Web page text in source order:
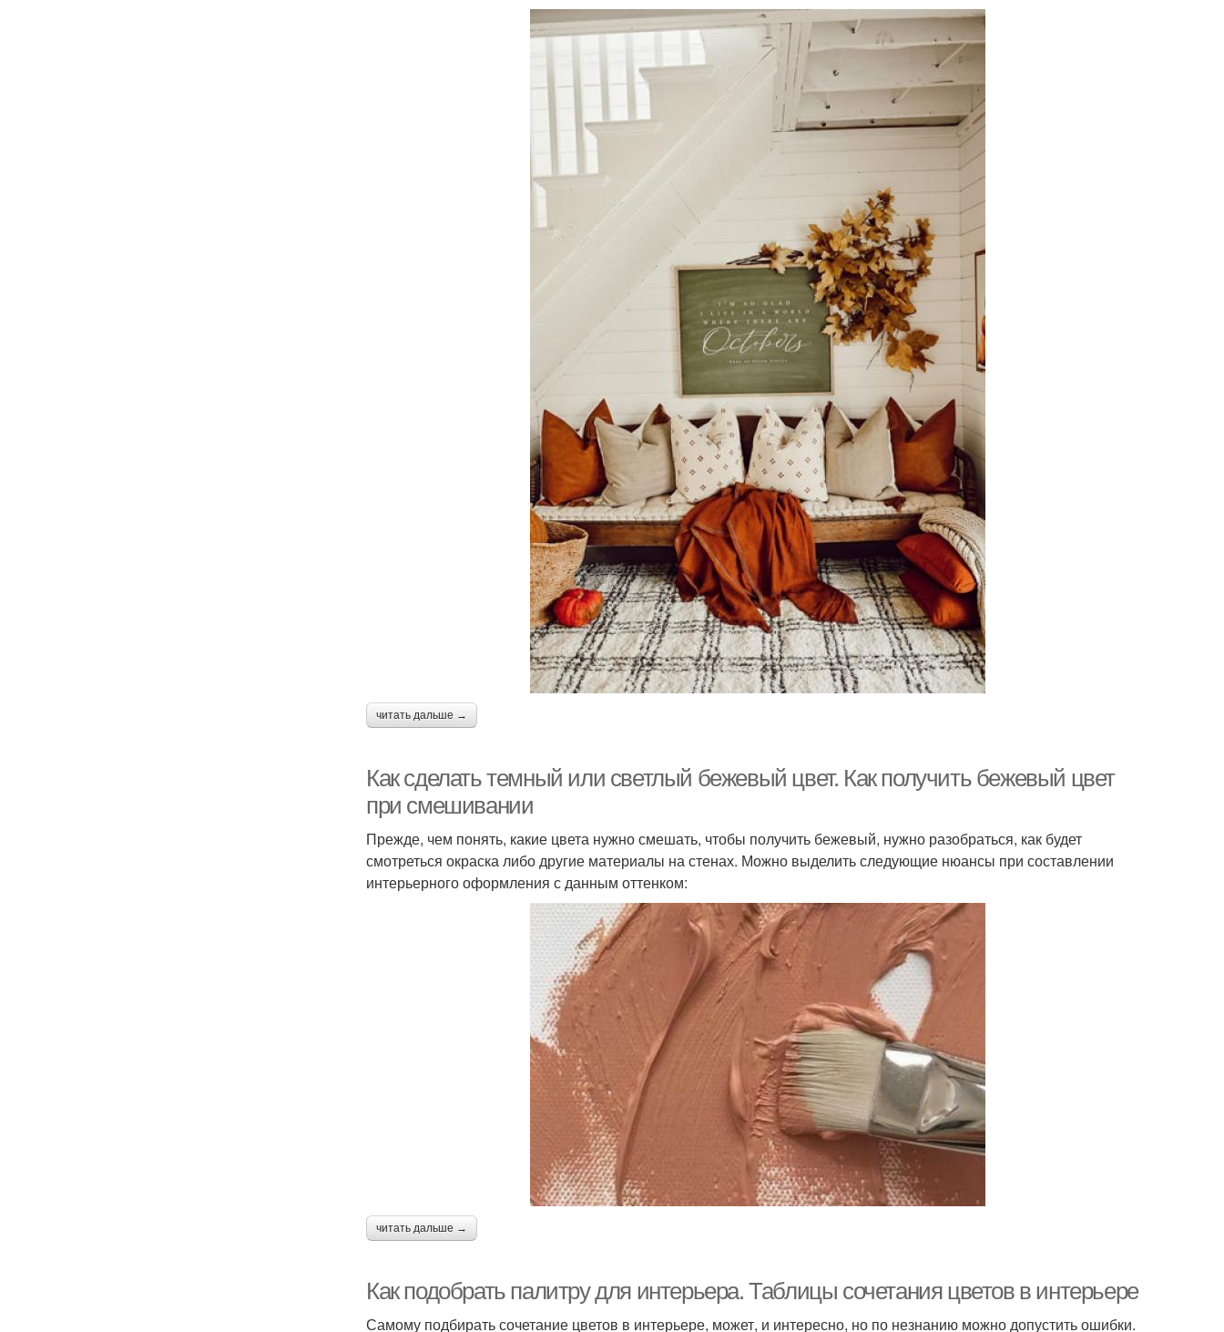
читать дальше →
Как сделать темный или светлый бежевый цвет. Как получить бежевый цвет
при смешивании
Прежде, чем понять, какие цвета нужно смешать, чтобы получить бежевый, нужно разобраться, как будет
смотреться окраска либо другие материалы на стенах. Можно выделить следующие нюансы при составлении
интерьерного оформления с данным оттенком:
читать дальше →
Как подобрать палитру для интерьера. Таблицы сочетания цветов в интерьере
Самому подбирать сочетание цветов в интерьере, может, и интересно, но по незнанию можно допустить ошибки.